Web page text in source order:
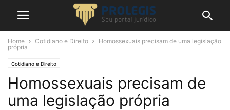
Home Cotidiano e Direito
Homossexuais precisam de uma legislação
própria
Cotidiano e Direito
Homossexuais precisam de
uma legislação própria